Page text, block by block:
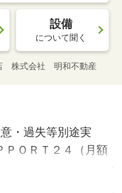
設備
について聞く
株式会社 明和不動産
・過失等別途実
ＯＲＴ２４（月額
スマートロック設
約に要する費用は